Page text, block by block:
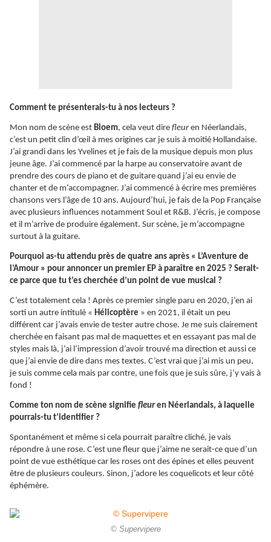
Comment te présenterais-tu à nos lecteurs ?
Mon nom de scène est Bloem, cela veut dire fleuren Néerlandais,
c’est un petit clin d’œil à mes origines car je suis à moitié Hollandaise.
J’ai grandi dans les Yvelines et je fais de la musique depuis mon plus
jeune âge. J’ai commencé par la harpe au conservatoire avant de
prendre des cours de piano et de guitare quand j’ai eu envie de
chanter et de m’accompagner. J’ai commencé à écrire mes premières
chansons vers l’âge de 10 ans. Aujourd’hui, je fais de la Pop Française
avec plusieurs influences notamment Soul et R&B. J’écris, je compose
et il m’arrive de produire également. Sur scène, je m’accompagne
surtout à la guitare.
Pourquoi as-tu attendu près de quatre ans après « L’Aventure de
l’Amour » pour annoncer un premier EP à paraître en 2025 ? Serait-
ce parce que tu t’es cherchée d’un point de vue musical ?
C’est totalement cela ! Après ce premier single paru en 2020, j’en ai
sorti un autre intitulé « Hélicoptère » en 2021, il était un peu
différent car j’avais envie de tester autre chose. Je me suis clairement
cherchée en faisant pas mal de maquettes et en essayant pas mal de
styles mais là, j’ai l’impression d’avoir trouvé ma direction et aussi ce
que j’ai envie de dire dans mes textes. C’est vrai que j’ai mis un peu,
je suis comme cela mais par contre, une fois que je suis sûre, j’y vais à
fond !
Comme ton nom de scène signifie fleuren Néerlandais, à laquelle
pourrais-tu t’identifier ?
Spontanément et même si cela pourrait paraître cliché, je vais
répondre à une rose. C’est une fleur que j’aime ne serait-ce que d’un
point de vue esthétique car les roses ont des épines et elles peuvent
être de plusieurs couleurs. Sinon, j’adore les coquelicots et leur côté
éphémère.
© Supervipere